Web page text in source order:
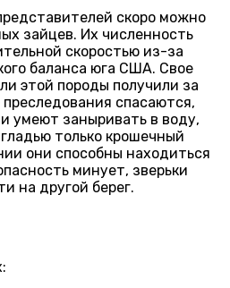
скоро можно
зайцев. Их численность
скоростью из-за
баланса юга США. Свое
этой породы получили за
преследования спасаются,
умеют заныривать в воду,
только крошечный
они способны находиться
минует, зверьки
на другой берег.